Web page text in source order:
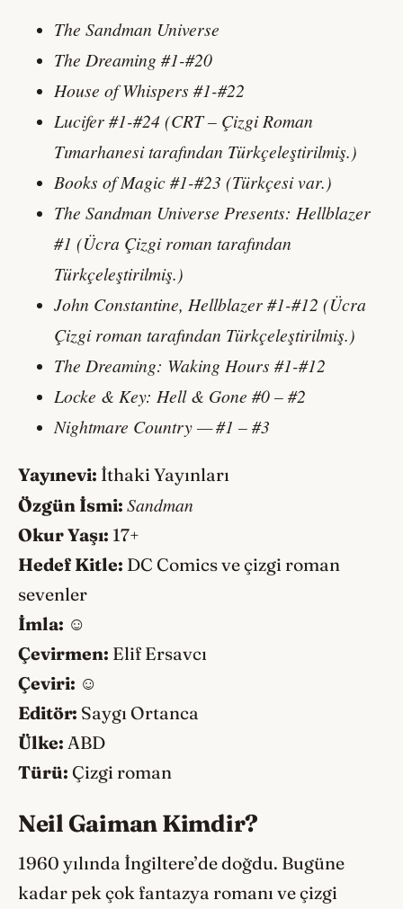
The Sandman Universe
The Dreaming #1-#20
House of Whispers #1-#22
Lucifer #1-#24 (CRT – Çizgi Roman
Tımarhanesi tarafından Türkçeleştirilmiş.)
Books of Magic #1-#23 (Türkçesi var.)
The Sandman Universe Presents: Hellblazer
#1 (Ücra Çizgi roman tarafından
Türkçeleştirilmiş.)
John Constantine, Hellblazer #1-#12 (Ücra
Çizgi roman tarafından Türkçeleştirilmiş.)
The Dreaming: Waking Hours #1-#12
Locke & Key: Hell & Gone #0 – #2
Nightmare Country —#1 – #3
Yayınevi: İthaki Yayınları
Özgün İsmi: Sandman
Okur Yaşı: 17+
Hedef Kitle: DC Comics ve çizgi roman
sevenler
İmla: ☺️
Çevirmen: Elif Ersavcı
Çeviri: ☺️
Editör: Saygı Ortanca
Ülke: ABD
Türü: Çizgi roman
Neil Gaiman Kimdir?
1960 yılında İngiltere’de doğdu. Bugüne
kadar pek çok fantazya romanı ve çizgi